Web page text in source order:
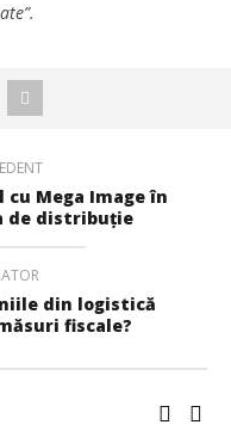
Mega Image în
de distribuție
din logistică
fiscale?